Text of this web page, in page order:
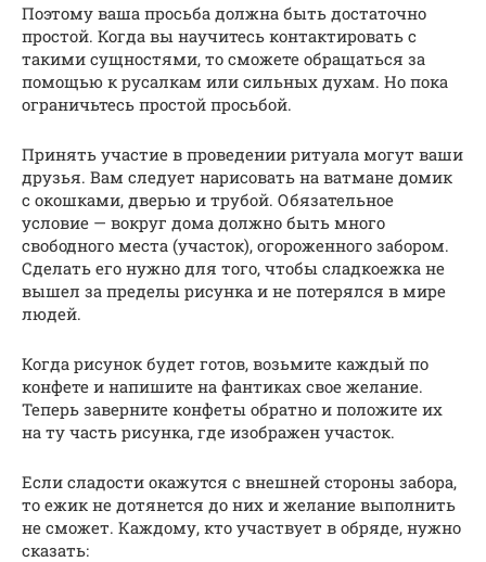
Поэтому ваша просьба должна быть достаточно
простой. Когда вы научитесь контактировать с
такими сущностями, то сможете обращаться за
помощью к русалкам или сильных духам. Но пока
ограничьтесь простой просьбой.
Принять участие в проведении ритуала могут ваши
друзья. Вам следует нарисовать на ватмане домик
с окошками, дверью и трубой. Обязательное
условие — вокруг дома должно быть много
свободного места (участок), огороженного забором.
Сделать его нужно для того, чтобы сладкоежка не
вышел за пределы рисунка и не потерялся в мире
людей.
Когда рисунок будет готов, возьмите каждый по
конфете и напишите на фантиках свое желание.
Теперь заверните конфеты обратно и положите их
на ту часть рисунка, где изображен участок.
Если сладости окажутся с внешней стороны забора,
то ежик не дотянется до них и желание выполнить
не сможет. Каждому, кто участвует в обряде, нужно
сказать: